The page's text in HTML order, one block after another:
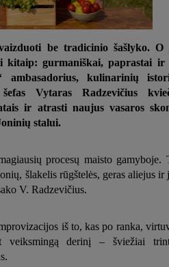
be tradicinio šašlyko. O
kitaip: gurmaniškai, paprastai ir
ambasadorius, kulinarinių
Vytaras Radzevičius
ir atrasti naujus vasaros
stalui.
procesų maisto gamyboje.
šlakelis rūgštelės, geras aliejus ir
V. Radzevičius.
iš to, kas po ranka,
veiksmingą derinį – šviežiai